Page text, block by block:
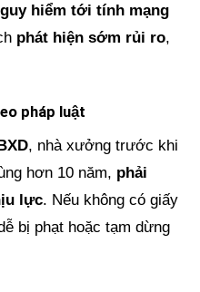
hiểm tới tính mạng
phát hiện sớm rủi ro,
pháp luật
, nhà xưởng trước khi
hơn 10 năm, phải
lực. Nếu không có giấy
bị phạt hoặc tạm dừng